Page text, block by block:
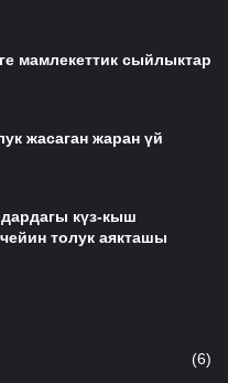
мамлекеттик сыйлыктар
жасаган жаран үй
күз-кыш
толук аякташы
(6)